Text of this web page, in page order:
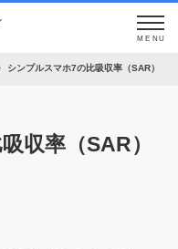
MENU
シンプルスマホ7の比吸収率（SAR）
収率（SAR）